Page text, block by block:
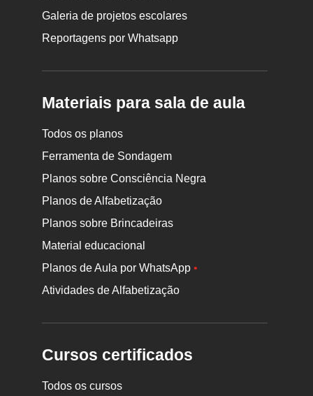
Galeria de projetos escolares
Reportagens por Whatsapp
Materiais para sala de aula
Todos os planos
Ferramenta de Sondagem
Planos sobre Consciência Negra
Planos de Alfabetização
Planos sobre Brincadeiras
Material educacional
Planos de Aula por WhatsApp•
Atividades de Alfabetização
Cursos certificados
Todos os cursos